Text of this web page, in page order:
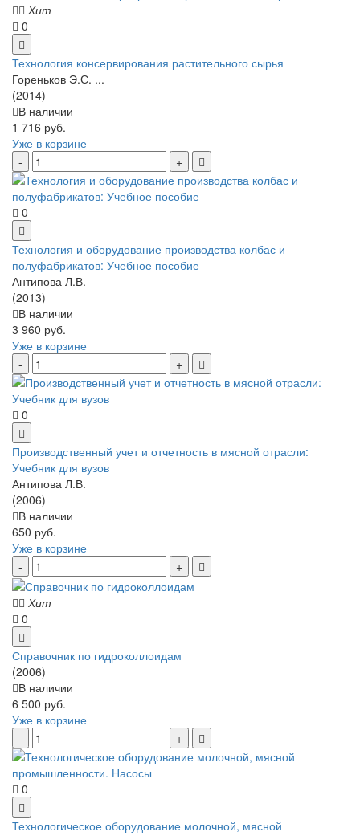
Хит
0
Технология консервирования растительного сырья
Гореньков Э.С. ...
(2014)
В наличии
1 716 руб.
Уже в корзине
0
Технология и оборудование производства колбас и
полуфабрикатов: Учебное пособие
Антипова Л.В.
(2013)
В наличии
3 960 руб.
Уже в корзине
0
Производственный учет и отчетность в мясной отрасли:
Учебник для вузов
Антипова Л.В.
(2006)
В наличии
650 руб.
Уже в корзине
Хит
0
Справочник по гидроколлоидам
(2006)
В наличии
6 500 руб.
Уже в корзине
0
Технологическое оборудование молочной, мясной